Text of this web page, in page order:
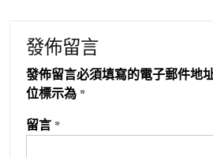
發佈留言
發佈留言必須填寫的電子郵件地
位標示為 *
留言 *